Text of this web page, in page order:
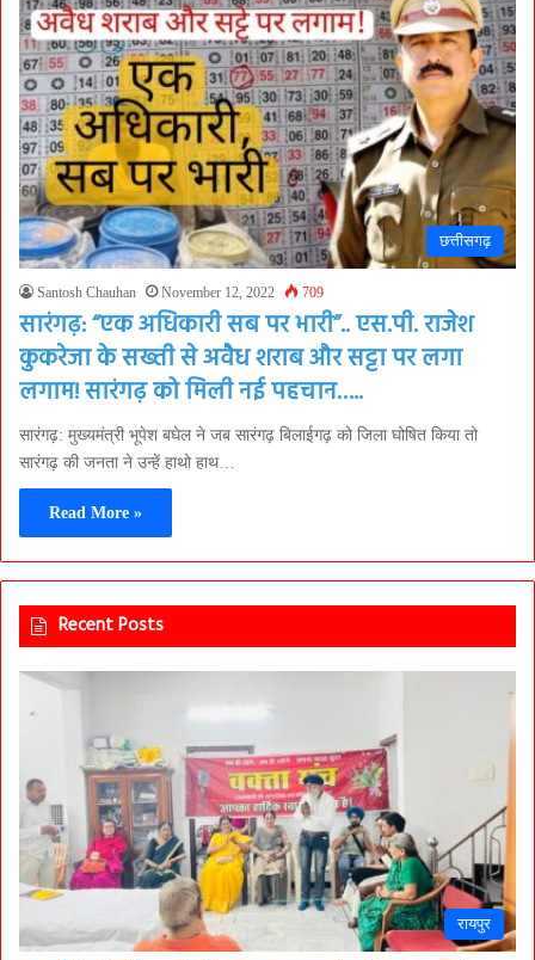
छत्तीसगढ़
Santosh Chauhan November 12, 2022 709
सारंगढ़: “एक अधिकारी सब पर भारी”.. एस.पी. राजेश
कुकरेजा के सख्ती से अवैध शराब और सट्टा पर लगा
लगाम! सारंगढ़ को मिली नई पहचान…..
सारंगढ़: मुख्यमंत्री भूपेश बघेल ने जब सारंगढ़ बिलाईगढ़ को जिला घोषित किया तो
सारंगढ़ की जनता ने उन्हें हाथो हाथ…
Read More »
Recent Posts
रायपुर